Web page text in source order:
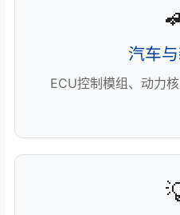
汽车
ECU控制模组、动力